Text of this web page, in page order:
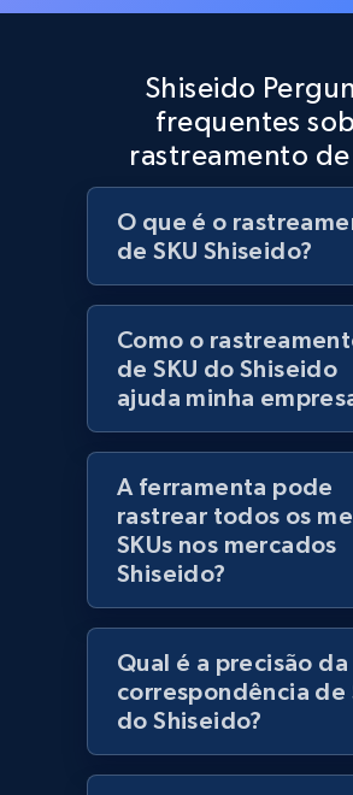
Best Buy products
Currency, Discount, Initial price, and
1.1K+ 149+
URL, Product id, Title, Images, Final
Currency, Discount, Initial price, and
1.1K+ 149+
Lazada - Products
URL, Title, Rating, Reviews, Initial
price, Currency, Stock, and more.
991+ 165+
Shiseido
frequentes
rastreamento de
O que é o
de SKU Shiseido?
Como o
de SKU do Shiseido
ajuda minha
A ferramenta pode
rastrear todos os
SKUs nos mercados
Shiseido?
Qual é a precisão da
correspondência de
do Shiseido?